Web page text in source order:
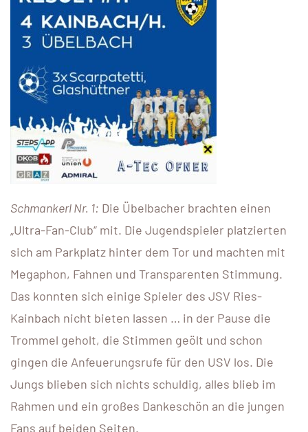
Schmankerl Nr. 1: Die Übelbacher brachten einen
„Ultra-Fan-Club“ mit. Die Jugendspieler platzierten
sich am Parkplatz hinter dem Tor und machten mit
Megaphon, Fahnen und Transparenten Stimmung.
Das konnten sich einige Spieler des JSV Ries-
Kainbach nicht bieten lassen … in der Pause die
Trommel geholt, die Stimmen geölt und schon
gingen die Anfeuerungsrufe für den USV los. Die
Jungs blieben sich nichts schuldig, alles blieb im
Rahmen und ein großes Dankeschön an die jungen
Fans auf beiden Seiten.